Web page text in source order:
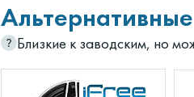
Близкие к заводским, но